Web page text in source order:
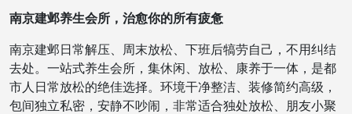
南京建邺养生会所，治愈你的所有疲惫
南京建邺日常解压、周末放松、下班后犒劳自己，不用纠结
去处。一站式养生会所，集休闲、放松、康养于一体，是都
市人日常放松的绝佳选择。环境干净整洁、装修简约高级，
包间独立私密，安静不吵闹，非常适合独处放松、朋友小聚